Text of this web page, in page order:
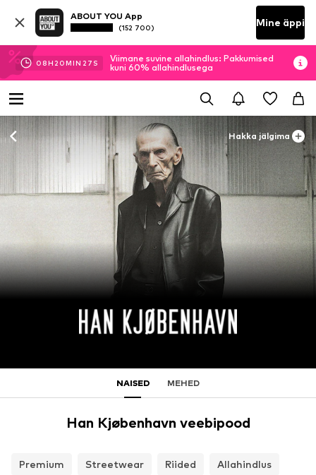
ABOUT YOU App
(152 700) Mine äppi
08H 20MIN 27 S
Viimane suvine allahindlus: Pakkumised
kuni 60% allahindlusega
Hakka jälgima
NAISED MEHED
Han Kjøbenhavn veebipood
Premium Streetwear Riided Allahindlus